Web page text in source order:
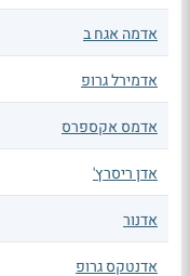
אדמה אגח ב
אדמירל גרופ
אדמס אקספרס
אדן ריסרץ'
אדנור
אדנטקס גרופ